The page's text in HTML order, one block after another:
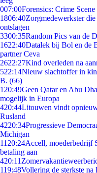
007:00Forensics: Crime
1806:40Zorgmedewerkster
ontslagen
3300:35Random Pics van de
1622:40Datalek bij Bol en de
partner Ceva
2622:27Kind overleden na
522:14Nieuw slachtoffer in
B. (66)
1 20:49Geen Qatar en Abu
mogelijk in Europa
420:44Litouwen vindt
Rusland
4220:34Progressieve
Michigan
11 20:24Accell, moederbedrijf
betaling aan
420:11
119:48Vollering de sterkste na